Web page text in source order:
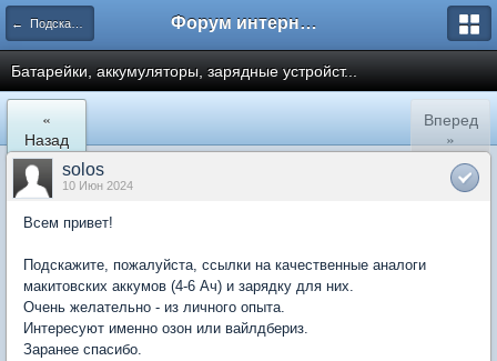
← Подскажите где купить Форум интернет покупателей
Батарейки, аккумуляторы, зарядные устройст...
«
Назад
Вперед
»
solos
10 Июн 2024
Всем привет!
Подскажите, пожалуйста, ссылки на качественные аналоги
макитовских аккумов (4-6 Ач) и зарядку для них.
Очень желательно - из личного опыта.
Интересуют именно озон или вайлдбериз.
Заранее спасибо.